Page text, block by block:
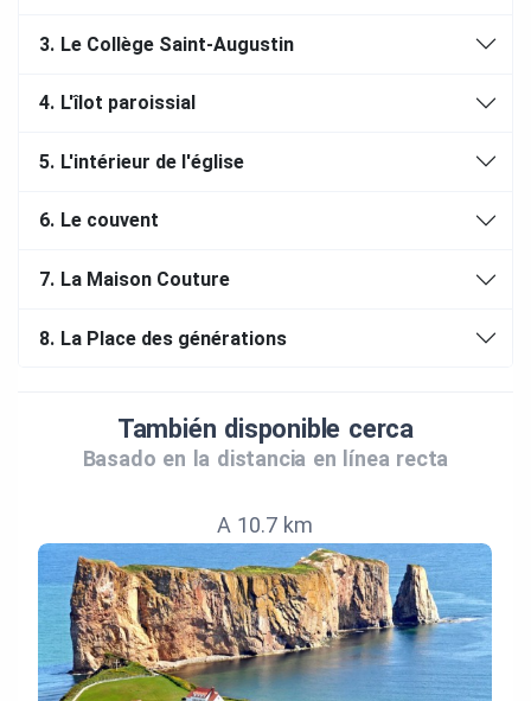
3. Le Collège Saint-Augustin
4. L'îlot paroissial
5. L'intérieur de l'église
6. Le couvent
7. La Maison Couture
8. La Place des générations
También disponible cerca
Basado en la distancia en línea recta
A 10.7 km